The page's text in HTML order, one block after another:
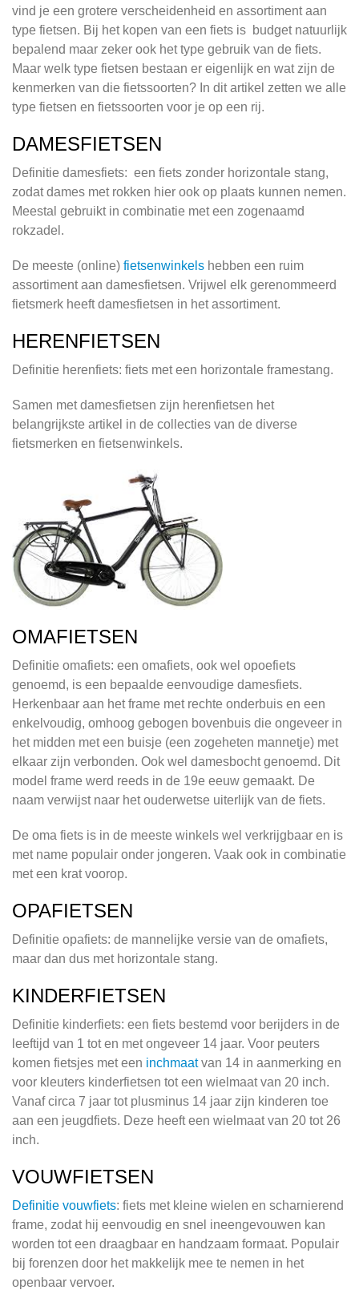
vind je een grotere verscheidenheid en assortiment aan
type fietsen. Bij het kopen van een fiets is budget natuurlijk
bepalend maar zeker ook het type gebruik van de fiets.
Maar welk type fietsen bestaan er eigenlijk en wat zijn de
kenmerken van die fietssoorten? In dit artikel zetten we alle
type fietsen en fietssoorten voor je op een rij.
DAMESFIETSEN
Definitie damesfiets: een fiets zonder horizontale stang,
zodat dames met rokken hier ook op plaats kunnen nemen.
Meestal gebruikt in combinatie met een zogenaamd
rokzadel.
De meeste (online) fietsenwinkels hebben een ruim
assortiment aan damesfietsen. Vrijwel elk gerenommeerd
fietsmerk heeft damesfietsen in het assortiment.
HERENFIETSEN
Definitie herenfiets: fiets met een horizontale framestang.
Samen met damesfietsen zijn herenfietsen het
belangrijkste artikel in de collecties van de diverse
fietsmerken en fietsenwinkels.
OMAFIETSEN
Definitie omafiets: een omafiets, ook wel opoefiets
genoemd, is een bepaalde eenvoudige damesfiets.
Herkenbaar aan het frame met rechte onderbuis en een
enkelvoudig, omhoog gebogen bovenbuis die ongeveer in
het midden met een buisje (een zogeheten mannetje) met
elkaar zijn verbonden. Ook wel damesbocht genoemd. Dit
model frame werd reeds in de 19e eeuw gemaakt. De
naam verwijst naar het ouderwetse uiterlijk van de fiets.
De oma fiets is in de meeste winkels wel verkrijgbaar en is
met name populair onder jongeren. Vaak ook in combinatie
met een krat voorop.
OPAFIETSEN
Definitie opafiets: de mannelijke versie van de omafiets,
maar dan dus met horizontale stang.
KINDERFIETSEN
Definitie kinderfiets: een fiets bestemd voor berijders in de
leeftijd van 1 tot en met ongeveer 14 jaar. Voor peuters
komen fietsjes met een inchmaatvan 14 in aanmerking en
voor kleuters kinderfietsen tot een wielmaat van 20 inch.
Vanaf circa 7 jaar tot plusminus 14 jaar zijn kinderen toe
aan een jeugdfiets. Deze heeft een wielmaat van 20 tot 26
inch.
VOUWFIETSEN
Definitie vouwfiets: fiets met kleine wielen en scharnierend
frame, zodat hij eenvoudig en snel ineengevouwen kan
worden tot een draagbaar en handzaam formaat. Populair
bij forenzen door het makkelijk mee te nemen in het
openbaar vervoer.